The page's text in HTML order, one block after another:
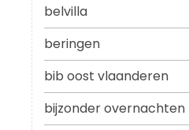
belvilla
beringen
bib oost vlaanderen
bijzonder overnachten